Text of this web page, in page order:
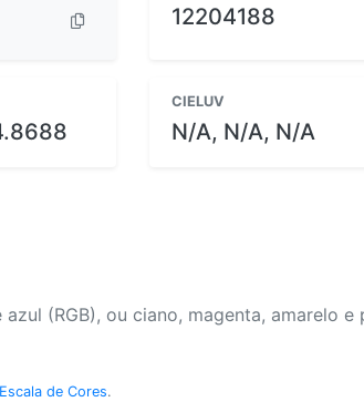
12204188
CIELUV
N/A, N/A, N/A
(RGB), ou ciano, magenta, amarelo e
Escala de Cores.